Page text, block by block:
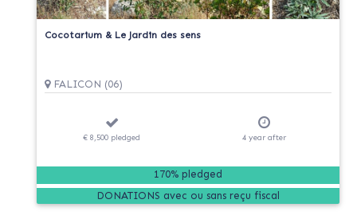
Cocotarium & Le Jardin des sens
FALICON (06)
€ 8,500 pledged 4 year after
170% pledged
DONATIONS